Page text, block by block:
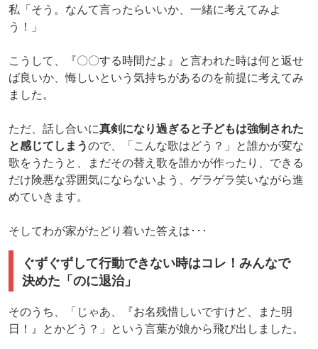
私「そう。なんて言ったらいいか、一緒に考えてみよ
う！」
こうして、『〇〇する時間だよ』と言われた時は何と返せ
ば良いか、悔しいという気持ちがあるのを前提に考えてみ
ました。
ただ、話し合いに真剣になり過ぎると子どもは強制された
と感じてしまうので、「こんな歌はどう？」と誰かが変な
歌をうたうと、まだその替え歌を誰かが作ったり、できる
だけ険悪な雰囲気にならないよう、ゲラゲラ笑いながら進
めていきます。
そしてわが家がたどり着いた答えは･･･
ぐずぐずして行動できない時はコレ！みんなで
決めた「のに退治」
そのうち、「じゃあ、『お名残惜しいですけど、また明
日！』とかどう？」という言葉が娘から飛び出しました。